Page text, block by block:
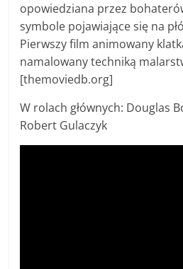
opowiedziana przez
symbole pojawiające się na
Pierwszy film animowany
namalowany techniką
[themoviedb.org]
W rolach głównych: Douglas
Robert Gulaczyk